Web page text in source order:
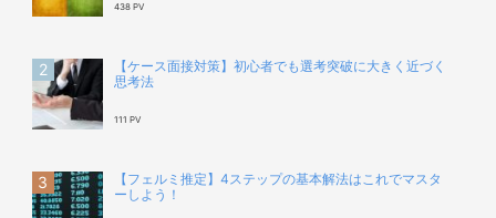
438 PV
【ケース面接対策】初心者でも選考突破に大きく近づく
思考法
111 PV
【フェルミ推定】4ステップの基本解法はこれでマスタ
ーしよう！